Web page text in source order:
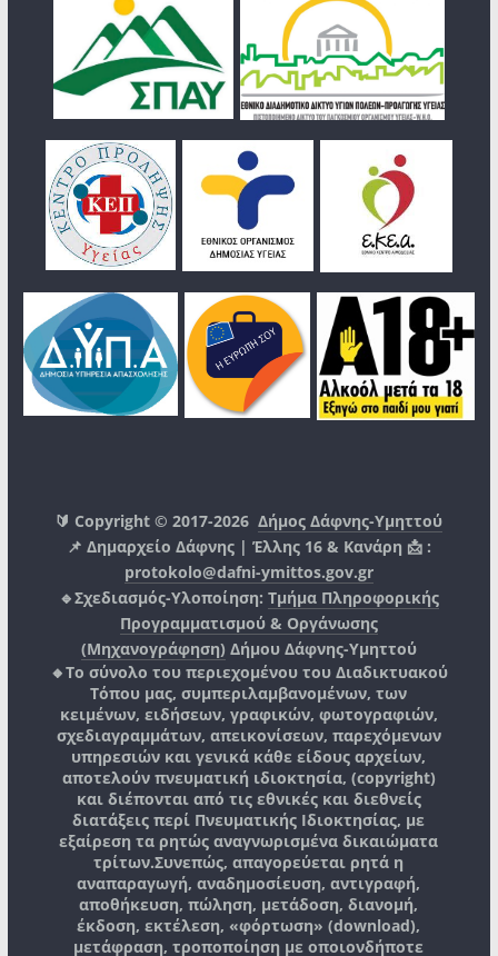
🔰 Copyright © 2017-2026Δήμος Δάφνης-Υμηττού
📌 Δημαρχείο Δάφνης | Έλλης 16 & Κανάρη 📩 :
protokolo@dafni-ymittos.gov.gr
🔹Σχεδιασμός-Υλοποίηση: Τμήμα Πληροφορικής
Προγραμματισμού & Οργάνωσης
(Μηχανογράφηση) Δήμου Δάφνης-Υμηττού
🔸Το σύνολο του περιεχομένου του Διαδικτυακού
Τόπου μας, συμπεριλαμβανομένων, των
κειμένων, ειδήσεων, γραφικών, φωτογραφιών,
σχεδιαγραμμάτων, απεικονίσεων, παρεχόμενων
υπηρεσιών και γενικά κάθε είδους αρχείων,
αποτελούν πνευματική ιδιοκτησία, (copyright)
και διέπονται από τις εθνικές και διεθνείς
διατάξεις περί Πνευματικής Ιδιοκτησίας, με
εξαίρεση τα ρητώς αναγνωρισμένα δικαιώματα
τρίτων.Συνεπώς, απαγορεύεται ρητά η
αναπαραγωγή, αναδημοσίευση, αντιγραφή,
αποθήκευση, πώληση, μετάδοση, διανομή,
έκδοση, εκτέλεση, «φόρτωση» (download),
μετάφραση, τροποποίηση με οποιονδήποτε